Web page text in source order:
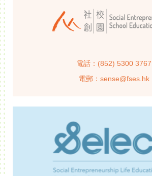
電話：(852) 5300 3767
電郵：sense@fses.hk